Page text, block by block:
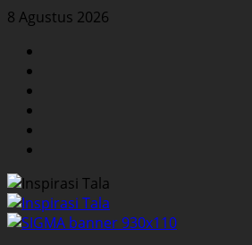
Skip
content
8 Agustus 2026